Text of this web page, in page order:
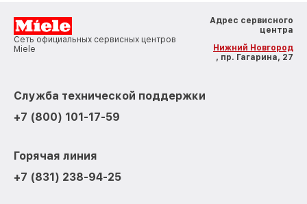
Сеть официальных сервисных центров
Miele
Адрес сервисного
центра
Нижний Новгород
, пр. Гагарина, 27
Служба технической поддержки
+7 (800) 101-17-59
Горячая линия
+7 (831) 238-94-25